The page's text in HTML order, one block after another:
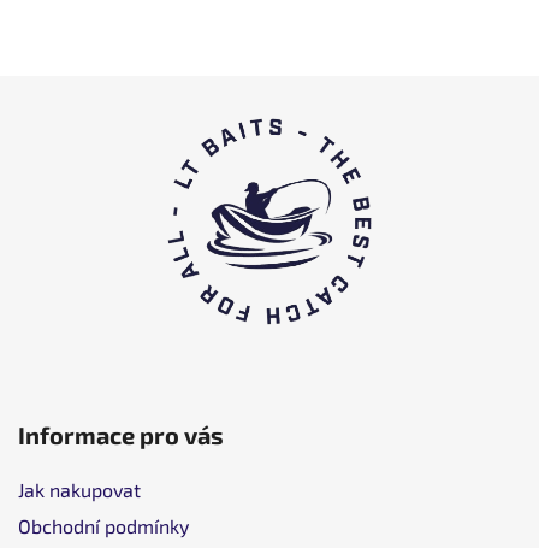
Informace pro vás
Jak nakupovat
Obchodní podmínky